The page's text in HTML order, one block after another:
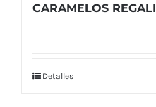
CARAMELOS
Detalles